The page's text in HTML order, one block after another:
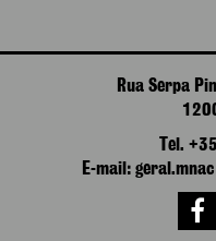
Rua Serpa
Tel.
E-mail: